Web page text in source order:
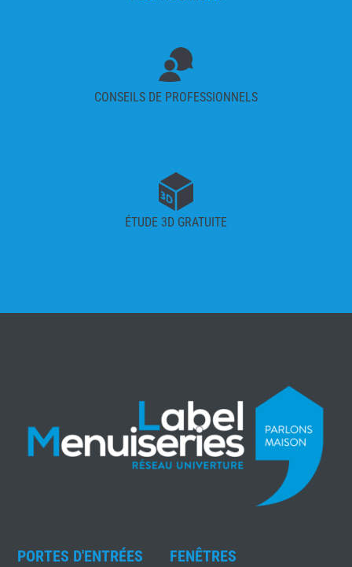
CONSEILS DE PROFESSIONNELS
ÉTUDE 3D GRATUITE
PORTES D'ENTRÉES FENÊTRES